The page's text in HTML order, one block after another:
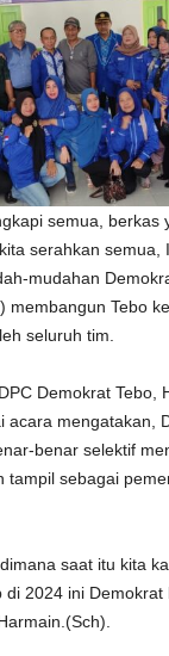
semua, berkas
serahkan semua,
mudahan
membangun Tebo
seluruh tim.
Demokrat Tebo,
acara mengatakan,
benar selektif
tampil sebagai
saat itu kita
di 2024 ini Demokrat